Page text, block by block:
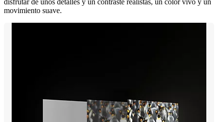
disfrutar de unos detalles y un contraste realistas, un color vivo y un
movimiento suave.